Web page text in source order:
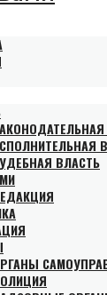
ВЛАСТЬ